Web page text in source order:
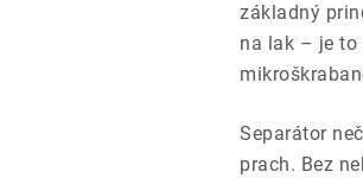
základný
na lak – je to
Separátor
prach. Bez